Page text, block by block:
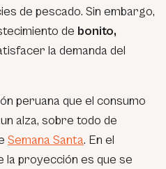
de pescado. Sin embargo,
de bonito,
la demanda del
peruana que el consumo
alza, sobre todo de
Semana Santa. En el
la proyección es que se